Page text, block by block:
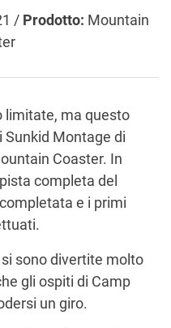
/ Prodotto: Mountain
limitate, ma questo
Sunkid Montage di
Coaster. In
completa del
e i primi
sono divertite molto
gli ospiti di Camp
un giro.